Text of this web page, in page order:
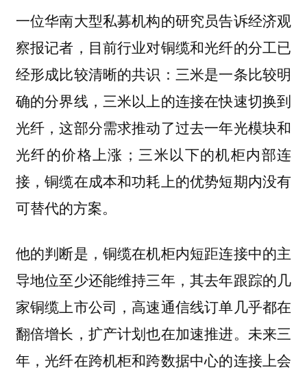
一位华南大型私募机构的研究员告诉经济观
察报记者，目前行业对铜缆和光纤的分工已
经形成比较清晰的共识：三米是一条比较明
确的分界线，三米以上的连接在快速切换到
光纤，这部分需求推动了过去一年光模块和
光纤的价格上涨；三米以下的机柜内部连
接，铜缆在成本和功耗上的优势短期内没有
可替代的方案。
他的判断是，铜缆在机柜内短距连接中的主
导地位至少还能维持三年，其去年跟踪的几
家铜缆上市公司，高速通信线订单几乎都在
翻倍增长，扩产计划也在加速推进。未来三
年，光纤在跨机柜和跨数据中心的连接上会